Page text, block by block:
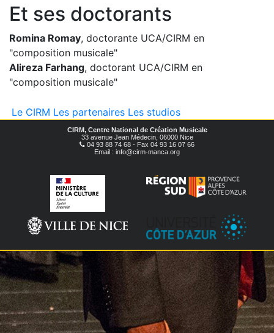
Et ses doctorants
Romina Romay, doctorante UCA/CIRM en
"composition musicale"
Alireza Farhang, doctorant UCA/CIRM en
"composition musicale"
Le CIRM Les partenaires Les studios
CIRM, Centre National de Création Musicale
33 avenue Jean Médecin, 06000 Nice
04 93 88 74 68 - Fax 04 93 16 07 66
Email : info@cirm-manca.org